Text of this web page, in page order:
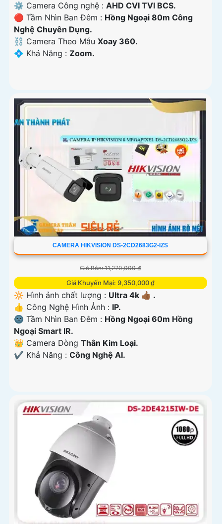
⚙ Camera Công nghệ : AHD CVI TVI BCS.
🔴 Tầm Nhìn Ban Đêm : Hồng Ngoại 80m Công
Nghệ Chuyên Dụng.
⛓ Camera Theo Mẫu Xoay 360.
️💠 Khả Năng : Zoom.
CAMERA HIKVISION DS-2CD2683G2-IZS
Giá Bán: 11,270,000 ₫
Giá Khuyến Mại: 9,350,000 ₫
🔆 Hình ảnh chất lượng : Ultra 4k 👍🏾 .
👍 Công Nghệ Hình Ảnh : IP.
🌚 Tầm Nhìn Ban Đêm : Hồng Ngoại 60m Hồng
Ngoại Smart IR.
👑 Camera Dòng Thân Kim Loại.
️✔️ Khả Năng : Công Nghệ AI.